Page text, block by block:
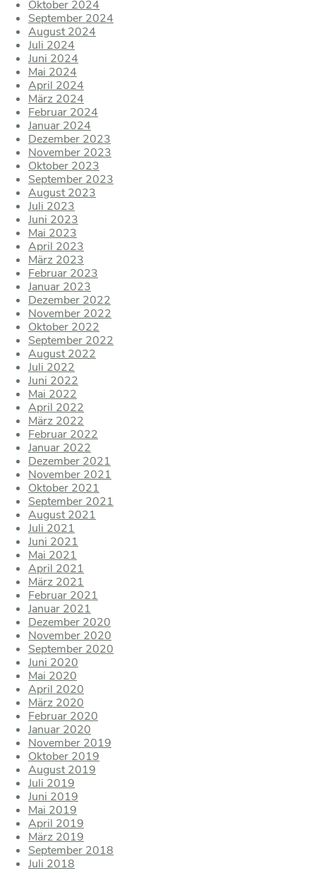
Oktober 2024
September 2024
August 2024
Juli 2024
Juni 2024
Mai 2024
April 2024
März 2024
Februar 2024
Januar 2024
Dezember 2023
November 2023
Oktober 2023
September 2023
August 2023
Juli 2023
Juni 2023
Mai 2023
April 2023
März 2023
Februar 2023
Januar 2023
Dezember 2022
November 2022
Oktober 2022
September 2022
August 2022
Juli 2022
Juni 2022
Mai 2022
April 2022
März 2022
Februar 2022
Januar 2022
Dezember 2021
November 2021
Oktober 2021
September 2021
August 2021
Juli 2021
Juni 2021
Mai 2021
April 2021
März 2021
Februar 2021
Januar 2021
Dezember 2020
November 2020
September 2020
Juni 2020
Mai 2020
April 2020
März 2020
Februar 2020
Januar 2020
November 2019
Oktober 2019
August 2019
Juli 2019
Juni 2019
Mai 2019
April 2019
März 2019
September 2018
Juli 2018